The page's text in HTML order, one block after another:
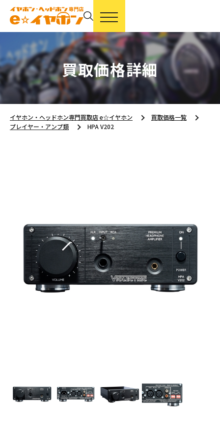
買取価格詳細
イヤホン・ヘッドホン専門買取店 e☆イヤホン
買取価格一覧
プレイヤー・アンプ類
HPA V202